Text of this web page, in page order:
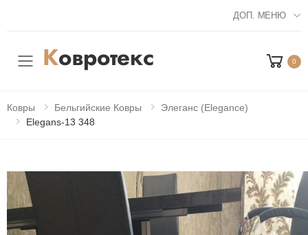
ДОП. МЕНЮ
Мобильное меню 0
Ковры Бельгийские Ковры
Элеганс (Elegance)
Elegans-13 348